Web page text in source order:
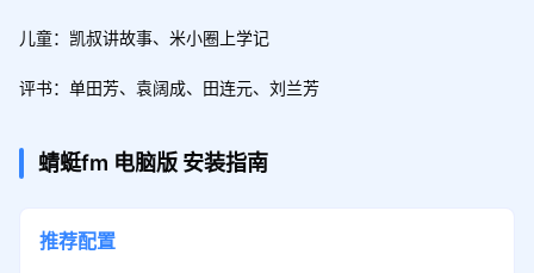
儿童：凯叔讲故事、米小圈上学记
评书：单田芳、袁阔成、田连元、刘兰芳
蜻蜓fm 电脑版 安装指南
推荐配置